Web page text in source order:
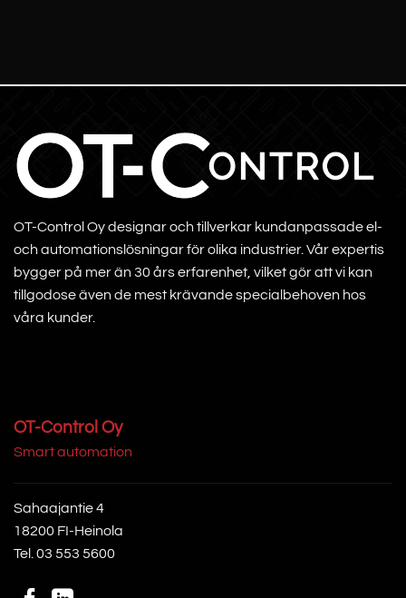
OT-Control Oy designar och tillverkar kundanpassade el-
och automationslösningar för olika industrier. Vår expertis
bygger på mer än 30 års erfarenhet, vilket gör att vi kan
tillgodose även de mest krävande specialbehoven hos
våra kunder.
OT-Control Oy
Smart automation
Sahaajantie 4
18200 FI-Heinola
Tel.03 553 5600